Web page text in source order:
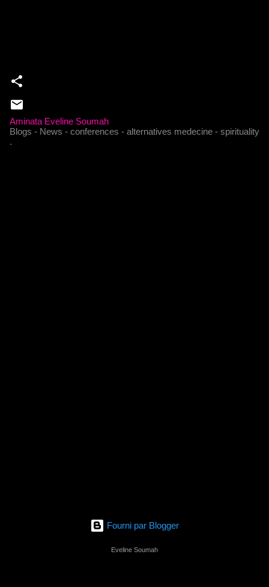
Aminata Eveline Soumah
Blogs - News - conferences - alternatives medecine - spirituality
.
Fourni par Blogger
Eveline Soumah